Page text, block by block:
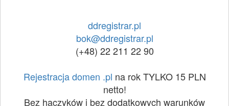
ddregistrar.pl
bok@ddregistrar.pl
(+48) 22 211 22 90
Rejestracja domen .pl na rok TYLKO 15 PLN
netto!
Bez haczyków i bez dodatkowych warunków